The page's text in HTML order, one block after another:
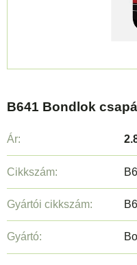
B641 Bondlok
Ár:
Cikkszám:
Gyártói cikkszám:
Gyártó: